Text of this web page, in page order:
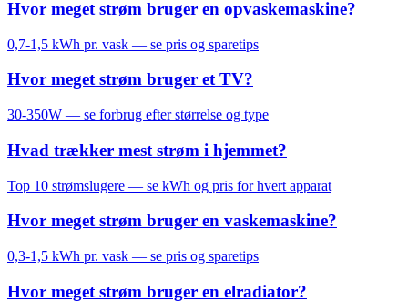
Hvor meget strøm bruger en opvaskemaskine?
0,7-1,5 kWh pr. vask — se pris og sparetips
Hvor meget strøm bruger et TV?
30-350W — se forbrug efter størrelse og type
Hvad trækker mest strøm i hjemmet?
Top 10 strømslugere — se kWh og pris for hvert apparat
Hvor meget strøm bruger en vaskemaskine?
0,3-1,5 kWh pr. vask — se pris og sparetips
Hvor meget strøm bruger en elradiator?